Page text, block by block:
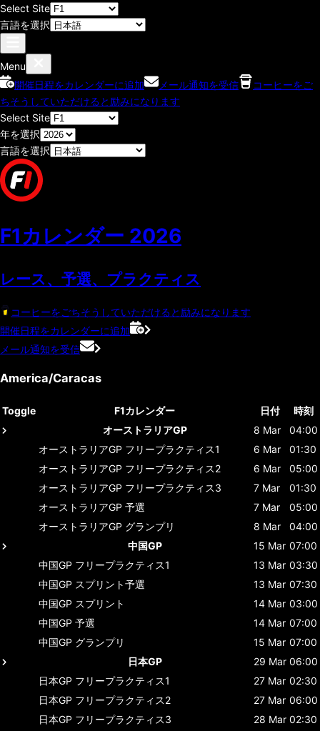
Select Site
言語を選択
Menu
開催日程をカレンダーに追加
メール通知を受信
コーヒーをご
ちそうしていただけると励みになります
Select Site
年を選択
言語を選択
F1カレンダー 2026
レース、予選、プラクティス
コーヒーをごちそうしていただけると励みになります
開催日程をカレンダーに追加
メール通知を受信
America/Caracas
Toggle F1カレンダー 日付
時刻
オーストラリアGP
8 Mar
04:00
オーストラリアGP フリープラクティス1 6 Mar
01:30
オーストラリアGP フリープラクティス2 6 Mar
05:00
オーストラリアGP フリープラクティス3 7 Mar
01:30
オーストラリアGP 予選 7 Mar
05:00
オーストラリアGP グランプリ 8 Mar
04:00
中国GP
15 Mar 07:00
中国GP フリープラクティス1 13 Mar 03:30
中国GP スプリント予選 13 Mar 07:30
中国GP スプリント 14 Mar 03:00
中国GP 予選 14 Mar 07:00
中国GP グランプリ 15 Mar 07:00
日本GP
29 Mar 06:00
日本GP フリープラクティス1 27 Mar 02:30
日本GP フリープラクティス2 27 Mar 06:00
日本GP フリープラクティス3 28 Mar 02:30